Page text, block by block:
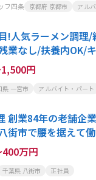
フ四条 京都府 京都市 アル
!人気ラーメン調理/
業なし/扶養内OK/
円
県 一宮市 アルバイト・パート
創業84年の老舗企
街市で腰を据えて
万円
千葉県 八街市 正社員